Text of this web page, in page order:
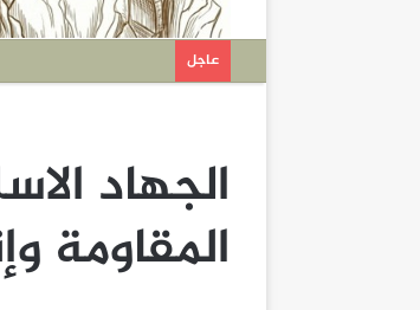
عاجل
الجهاد
المقاومة